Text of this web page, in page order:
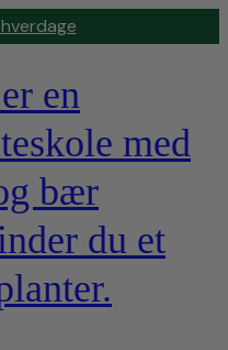
en
med
bær
du et